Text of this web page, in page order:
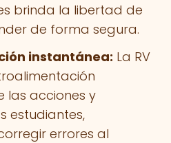
brinda la libertad de
de forma segura.
instantánea: La RV
las acciones y
estudiantes,
errores al